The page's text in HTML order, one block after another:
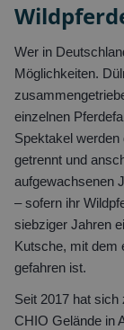
Wer in
Möglichkeiten.
einzelnen
Spektakel werden
getrennt und
aufgewachsenen
– sofern ihr
siebziger Jahren
Kutsche, mit dem
gefahren ist.
Seit 2017 hat
CHIO Gelände in